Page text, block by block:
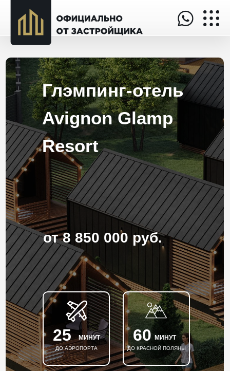
от 8 850 000 руб.
25 МИНУТ
ДО АЭРОПОРТА
Глэмпинг-отель
Avignon Glamp
Resort
60 МИНУТ
ДО КРАСНОЙ ПОЛЯНЫ